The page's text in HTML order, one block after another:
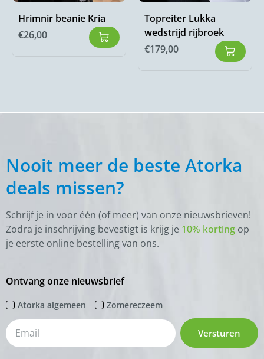
Hrimnir beanie Kria
€26,00
Topreiter Lukka
wedstrijd rijbroek
€179,00
Nooit meer de beste Atorka
deals missen?
Schrijf je in voor één (of meer) van onze nieuwsbrieven!
Zodra je inschrijving bevestigt is krijg je 10% korting op
je eerste online bestelling van ons.
Ontvang onze nieuwsbrief
Atorka algemeen Zomereczeem
Versturen